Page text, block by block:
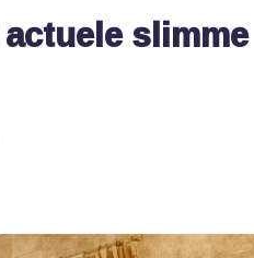
slimme